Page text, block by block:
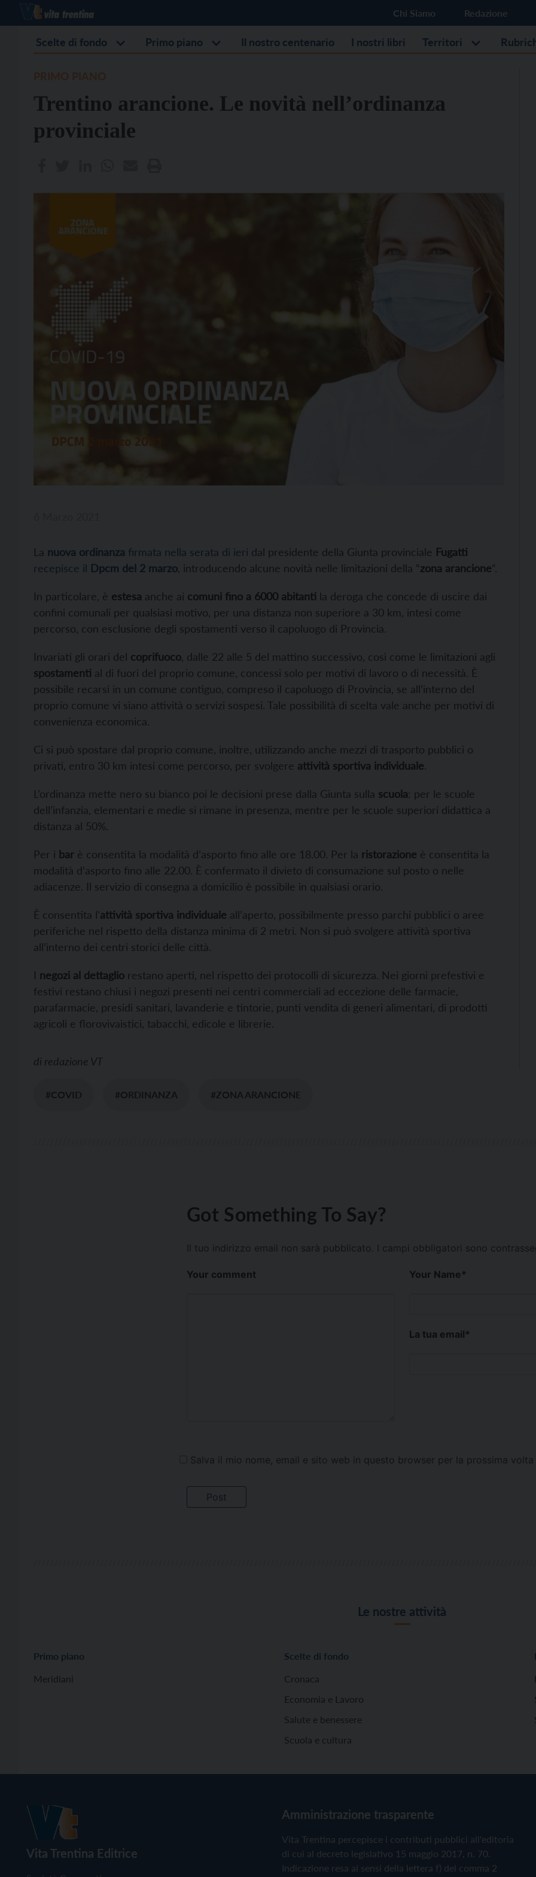
Chi Siamo Redazione
Scelte di fondo Primo piano Il nostro centenario I nostri libri Territori
Trentino arancione. Le novità nell’ordinanza
provinciale
La nuova ordinanza firmata nella serata di ieri dal presidente della Giunta provinciale Fugatti
recepisce il Dpcm del 2 marzo , introducendo alcune novità nelle limitazioni della “zona arancione“.
In particolare, è estesa anche ai comuni fino a 6000 abitanti la deroga che concede di uscire dai
confini comunali per qualsiasi motivo, per una distanza non superiore a 30 km, intesi come
percorso, con esclusione degli spostamenti verso il capoluogo di Provincia.
Invariati gli orari del coprifuoco , dalle 22 alle 5 del mattino successivo, così come le limitazioni agli
spostamenti al di fuori del proprio comune, concessi solo per motivi di lavoro o di necessità. È
possibile recarsi in un comune contiguo, compreso il capoluogo di Provincia, se all’interno del
proprio comune vi siano attività o servizi sospesi. Tale possibilità di scelta vale anche per motivi di
convenienza economica.
Ci si può spostare dal proprio comune, inoltre, utilizzando anche mezzi di trasporto pubblici o
privati, entro 30 km intesi come percorso, per svolgere attività sportiva individuale.
L’ordinanza mette nero su bianco poi le decisioni prese dalla Giunta sulla scuola: per le scuole
dell’infanzia, elementari e medie si rimane in presenza, mentre per le scuole superiori didattica a
distanza al 50%.
Per i bar è consentita la modalità d’asporto fino alle ore 18.00. Per la ristorazione è consentita la
modalità d’asporto fino alle 22.00. È confermato il divieto di consumazione sul posto o nelle
adiacenze. Il servizio di consegna a domicilio è possibile in qualsiasi orario.
È consentita l’attività sportiva individuale all’aperto, possibilmente presso parchi pubblici o aree
periferiche nel rispetto della distanza minima di 2 metri. Non si può svolgere attività sportiva
all’interno dei centri storici delle città.
I negozi al dettaglio restano aperti, nel rispetto dei protocolli di sicurezza. Nei giorni prefestivi e
festivi restano chiusi i negozi presenti nei centri commerciali ad eccezione delle farmacie,
parafarmacie, presidi sanitari, lavanderie e tintorie, punti vendita di generi alimentari, di prodotti
agricoli e florovivaistici, tabacchi, edicole e librerie.
di redazione VT
#COVID #ORDINANZA #ZONA ARANCIONE
Got Something To Say?
Il tuo indirizzo email non sarà pubblicato. I campi obbligatori sono
Your comment Your Name*
La tua email*
Salva il mio nome, email e sito web in questo browser per la prossima
Le nostre attività
Primo piano
Meridiani
Scelte di fondo
Cronaca
Economia e Lavoro
Salute e benessere
Scuola e cultura
Vita Trentina Editrice
Amministrazione trasparente
Vita Trentina percepisce i contributi pubblici all'editoria
di cui al decreto legislativo 15 maggio 2017, n. 70.
Indicazione resa ai sensi della lettera f) del comma 2